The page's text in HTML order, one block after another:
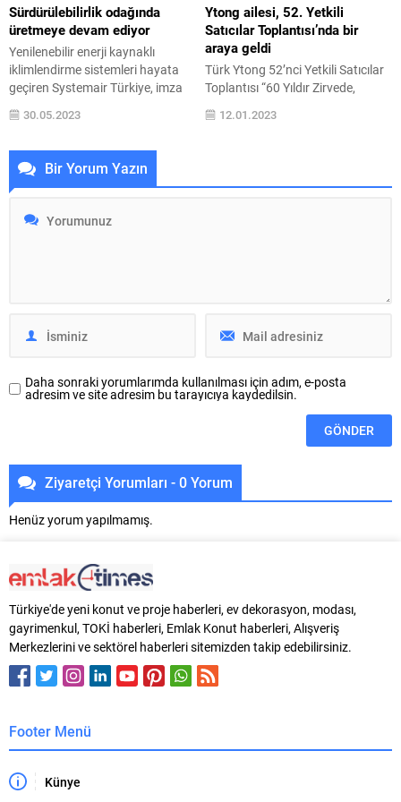
Sektörünün öncü markası Alarko
Carrier, mart ayında hayata
geçirdiği “E-Ticaret Bayiden Sevk”
projesi ile...
teknolojisi, dar ve zor ulaşılan
alanlarda çalışmayı kolaylaştıran
şık tasarımı, hızlı ve...
Sürdürülebilirlik odağında
üretmeye devam ediyor
Yenilenebilir enerji kaynaklı
iklimlendirme sistemleri hayata
geçiren Systemair Türkiye, imza
attığı bir dizi inovatif teknoloji ile
hem sektöre hem müşterilerine
ölçekte katma değer sağlamak
için çalışmalarına aralıksız devam
ediyor. Son dönemde düşük
karbon çalışmalarını merkeze
alan Systemair Türkiye, etkin
30.05.2023
Ytong ailesi, 52. Yetkili
Satıcılar Toplantısı’nda bir
araya geldi
Türk Ytong 52’nci Yetkili Satıcılar
Toplantısı “60 Yıldır Zirvede,
Gelecek Bizimle” temasıyla 06-08
Ocak 2023 tarihlerinde Kıbrıs
12.01.2023
Bir Yorum Yazın
Daha sonraki yorumlarımda kullanılması için adım, e-posta
adresim ve site adresim bu tarayıcıya kaydedilsin.
Ziyaretçi Yorumları - 0 Yorum
Henüz yorum yapılmamış.
Türkiye'de yeni konut ve proje haberleri, ev dekorasyon, modası,
gayrimenkul, TOKİ haberleri, Emlak Konut haberleri, Alışveriş
Merkezlerini ve sektörel haberleri sitemizden takip edebilirsiniz.
Footer Menü
Künye